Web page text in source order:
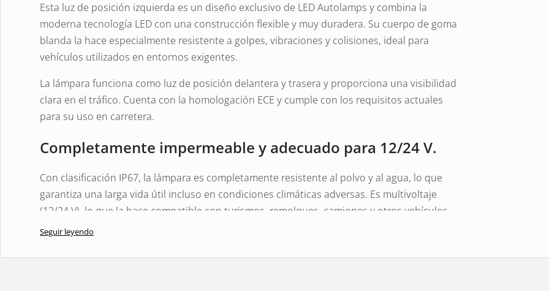
Esta luz de posición izquierda es un diseño exclusivo de LED Autolamps y combina la
moderna tecnología LED con una construcción flexible y muy duradera. Su cuerpo de goma
blanda la hace especialmente resistente a golpes, vibraciones y colisiones, ideal para
vehículos utilizados en entornos exigentes.
La lámpara funciona como luz de posición delantera y trasera y proporciona una visibilidad
clara en el tráfico. Cuenta con la homologación ECE y cumple con los requisitos actuales
para su uso en carretera.
Completamente impermeable y adecuado para 12/24 V.
Con clasificación IP67, la lámpara es completamente resistente al polvo y al agua, lo que
garantiza una larga vida útil incluso en condiciones climáticas adversas. Es multivoltaje
(12/24 V), lo que la hace compatible con turismos, remolques, camiones y otros vehículos
pesados.
Seguir leyendo